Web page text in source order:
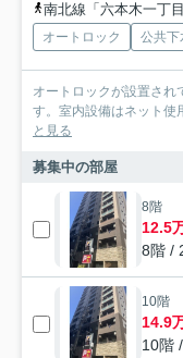
南北線「六本木一丁
オートロック 公共下
オートロックが設置され
す。室内設備はネット使
と見る
募集中の部屋
8階
12.5
8階 /
10階
14.9
10階